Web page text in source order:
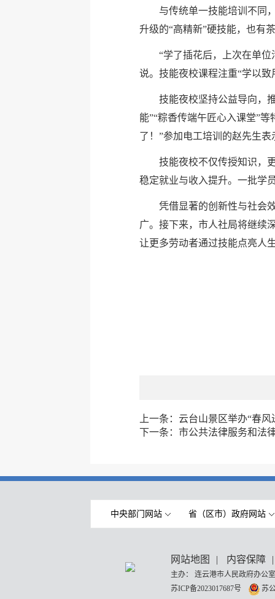
与传统单一技能培训不同
升级的“高精新”硬技能，也有
“学了插花后，上次在单
说。技能夜校课程注重“学以
技能夜校坚持公益导向，
能”“粽香传端午匠心入课堂”
了！”参加电工培训的赵先生表
技能夜校不仅传授知识，
稳定就业与收入提升。一批学
凭借显著的创新性与社会
广。接下来，市人社局将继续
让更多劳动者通过技能点亮人
上一条： 云台山景区举办“春风
下一条： 市公共法律服务和法
中央部门网站 省（区市）政府网站
网站地图 | 内容保障 |
主办： 连云港市人民政府办
苏ICP备2023017687号
苏